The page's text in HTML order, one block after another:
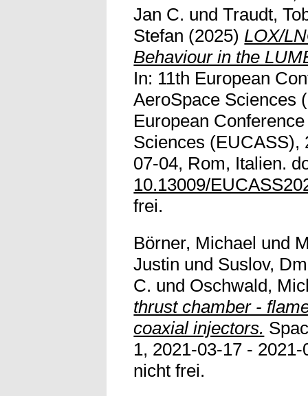
Jan C. undTraudt,
Stefan (2025)LOX/
Behaviour in the
In: 11th European
AeroSpace Sciences
European
Sciences (EUCASS),
07-04, Rom, Italien.
10.13009/
frei.
Börner, Michael und
Justin und Suslov,
C. und Oschwald,
thrust chamber -
coaxial injectors.
1, 2021-03-17 -
nicht frei.